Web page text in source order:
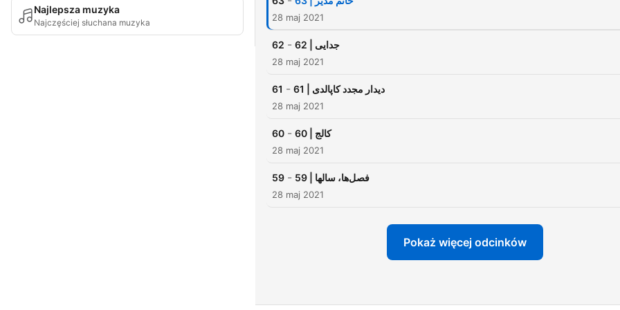
Najlepsza muzyka
Najczęściej słuchana muzyka
بقیه ربات‌ها چه‌کار می‌کنند و
28 maj 2021
62 - 62 | جدایی
28 maj 2021
61 - 61 | دیدار مجدد کاپالدی
28 maj 2021
60 - 60 | کالج
28 maj 2021
59 - 59 | فصل‌ها، سالها
28 maj 2021
Pokaż więcej odcinków